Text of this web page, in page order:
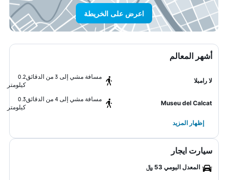
اعرض على الخريطة
أشهر المعالم
لا رامبلا
مسافة مشي إلى 3 من الدقائق
0.2
كيلومتر
Museu del Calcat
مسافة مشي إلى 4 من الدقائق
0.3
كيلومتر
إظهار المزيد
سيارت ايجار
المعدل اليومي 53 ﷼